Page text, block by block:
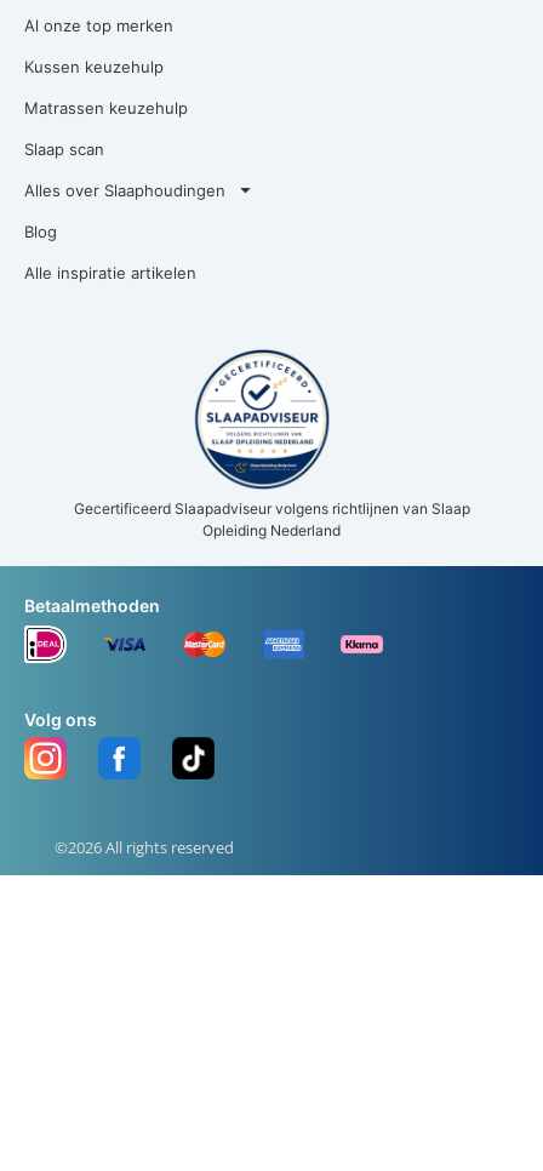
Al onze top merken
Kussen keuzehulp
Matrassen keuzehulp
Slaap scan
Alles over Slaaphoudingen
Blog
Alle inspiratie artikelen
Gecertificeerd Slaapadviseur volgens richtlijnen van Slaap
Opleiding Nederland
©2026 All rights reserved
Volg ons
Betaalmethoden